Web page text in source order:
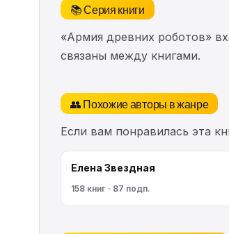
📚 Серия книги
«Армия древних роботов»
связаны между книгами.
👥 Похожие авторы в жанре
Если вам понравилась эта
Елена Звездная
158 книг · 87 подп.